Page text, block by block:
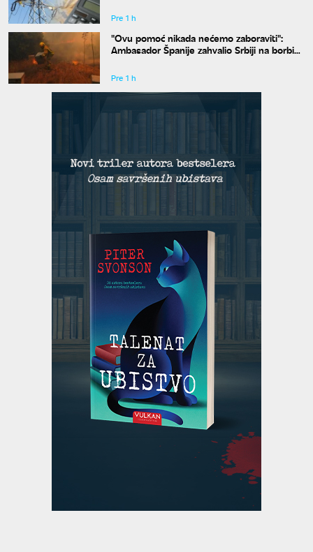
Pre 1 h
"Ovu pomoć nikada nećemo zaboraviti":
Ambasador Španije zahvalio Srbiji na borbi
Pre 1 h